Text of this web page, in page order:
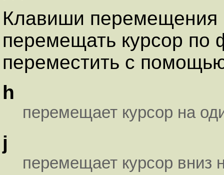
Клавиши перемещения
перемещать курсор по
переместить с
h
перемещает курсор на
j
перемещает курсор вниз